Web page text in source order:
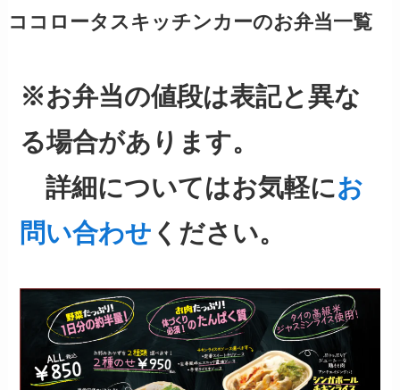
ココロータスキッチンカーのお弁当一覧
※お弁当の値段は表記と異な
る場合があります。
詳細についてはお気軽にお
問い合わせ ください。